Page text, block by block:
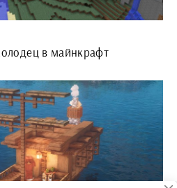
в майнкрафт